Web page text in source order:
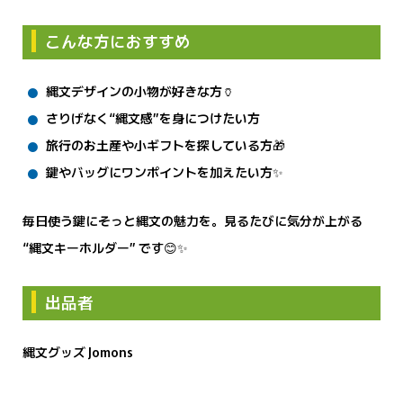
こんな方におすすめ
縄文デザインの小物が好きな方🏺
さりげなく“縄文感”を身につけたい方
旅行のお土産や小ギフトを探している方🎁
鍵やバッグにワンポイントを加えたい方✨
毎日使う鍵にそっと縄文の魅力を。見るたびに気分が上がる
“縄文キーホルダー” です😊✨
出品者
縄文グッズ Jomons